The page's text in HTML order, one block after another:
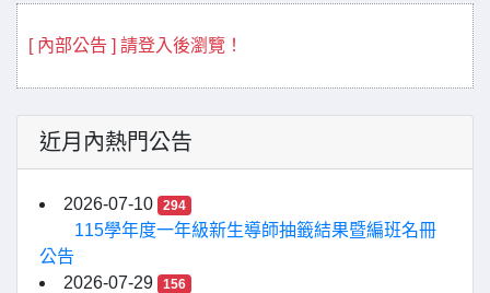
[ 內部公告 ] 請登入後瀏覽！
近月內熱門公告
2026-07-10 294
115學年度一年級新生導師抽籤結果暨編班名冊
公告
2026-07-29
156